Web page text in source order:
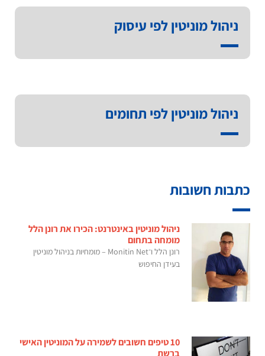
ניהול מוניטין לפי עיסוק
ניהול מוניטין לפי תחומים
כתבות חשובות
ניהול מוניטין באינטרנט: הכירו את רונן הלל
מומחה בתחום
רונן הלל ו־Monitin Net – מומחיות בניהול מוניטין
בעידן החיפוש
10 טיפים חשובים לשמירה על המוניטין האישי